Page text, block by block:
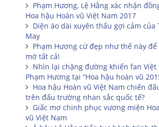
Phạm Hương, Lệ Hằng xác nhận
Hoa hậu Hoàn vũ Việt Nam 2017
Diện áo dài xuyên thấu gợi cảm của
May
Phạm Hương cứ đẹp như thế này
mờ tất cả!
Nhìn lại chặng đường khiến fan Việt
Phạm Hương tại “Hoa hậu hoàn vũ
Hoa hậu Hoàn vũ Việt Nam chiến
trên đấu trường nhan sắc quốc tế?
Giấc mơ chinh phục vương miện
vũ Việt Nam